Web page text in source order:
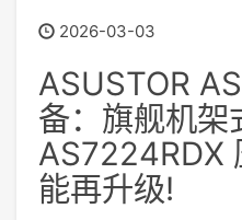
2026-03-03
ASUSTOR
备：旗舰机架
AS7224RDX
能再升级!